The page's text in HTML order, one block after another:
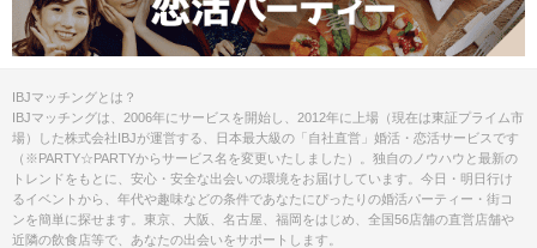
IBJマッチングとは？
IBJマッチングは、2006年にサービスを開始し、2012年に上場（現在は東証プライム市
場）した株式会社IBJが運営する、日本最大級の「自社直営」婚活・恋活サービスです
（※PARTY☆PARTYからサービス名を変更いたしました）。独自のノウハウと最新の
トレンドをもとに、安心・安全な出会いの環境をお届けしています。今日・明日行け
るイベントから、年代や趣味などの条件であなたにぴったりの婚活パーティー・街コ
ンを簡単に探せます。東京、大阪、名古屋、福岡をはじめ、全国56店舗の直営店舗や
近隣の飲食店等で、あなたの出会いをサポートします。